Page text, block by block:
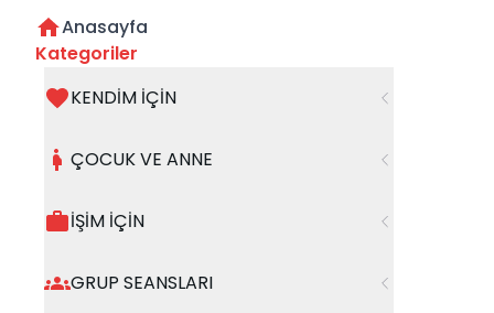
Anasayfa
Kategoriler
KENDİM İÇİN
ÇOCUK VE ANNE
İŞİM İÇİN
GRUP SEANSLARI
halinde whatsapp hattımızdan iletişime